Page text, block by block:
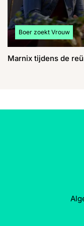
Bekijk meer artikelen
Boer zoekt Vrouw
Marnix tijdens de